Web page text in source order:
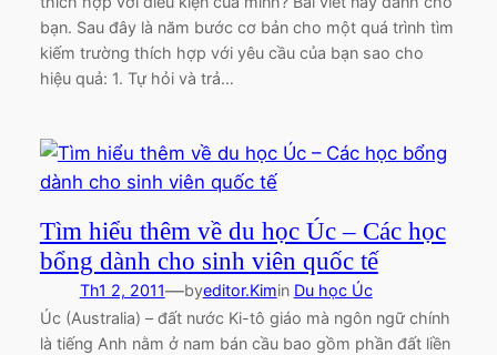
bạn. Sau đây là năm bước cơ bản cho một quá trình tìm
kiếm trường thích hợp với yêu cầu của bạn sao cho
hiệu quả: 1. Tự hỏi và trả…
Tìm hiểu thêm về du học Úc – Các học
bổng dành cho sinh viên quốc tế
Th1 2, 2011—byeditor.Kimin Du học Úc
Úc (Australia) – đất nước Ki-tô giáo mà ngôn ngữ chính
là tiếng Anh nằm ở nam bán cầu bao gồm phần đất liền